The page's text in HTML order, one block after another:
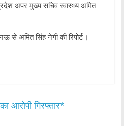
अपर मुख्य सचिव स्वास्थ्य अमित
से अमित सिंह नेगी की रिपोर्ट।
आरोपी गिरफ्तार*